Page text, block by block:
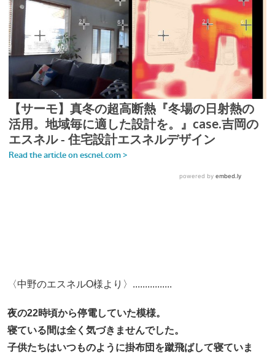
〈中野のエスネルO様より〉................
夜の22時頃から停電していた模様。
寝ている間は全く気づきませんでした。
子供たちはいつものように掛布団を蹴飛ばして寝ていま